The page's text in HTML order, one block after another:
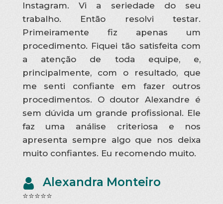
Instagram. Vi a seriedade do seu
trabalho. Então resolvi testar.
Primeiramente fiz apenas um
procedimento. Fiquei tão satisfeita com
a atenção de toda equipe, e,
principalmente, com o resultado, que
me senti confiante em fazer outros
procedimentos. O doutor Alexandre é
sem dúvida um grande profissional. Ele
faz uma análise criteriosa e nos
apresenta sempre algo que nos deixa
muito confiantes. Eu recomendo muito.
Alexandra Monteiro
⭐⭐⭐⭐⭐